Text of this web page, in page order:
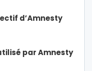
d’Amnesty
par Amnesty